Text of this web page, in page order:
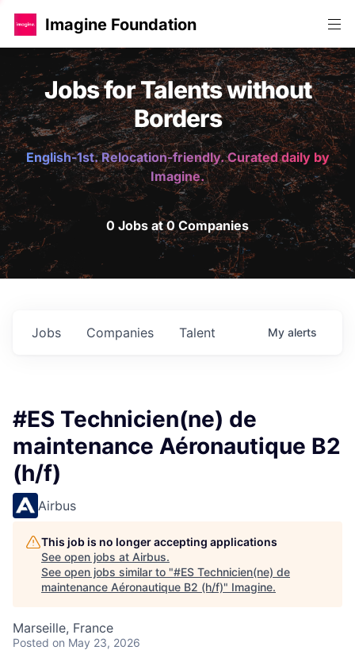
Imagine Foundation
Jobs for Talents without
Borders
English-1st. Relocation-friendly. Curated daily by
Imagine.
0 Jobs at 0 Companies
Jobs Companies Talent My alerts
#ES Technicien(ne) de
maintenance Aéronautique B2
(h/f)
Airbus
This job is no longer accepting applications
See open jobs at Airbus.
See open jobs similar to "#ES Technicien(ne) de
maintenance Aéronautique B2 (h/f)" Imagine.
Marseille, France
Posted on May 23, 2026